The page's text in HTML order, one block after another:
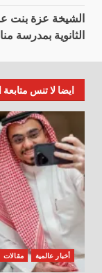
الشيخة عزة بنت
الثانوية بمدرسة
ايضا لا تنس متابعة
أخبار عالمية مقالات